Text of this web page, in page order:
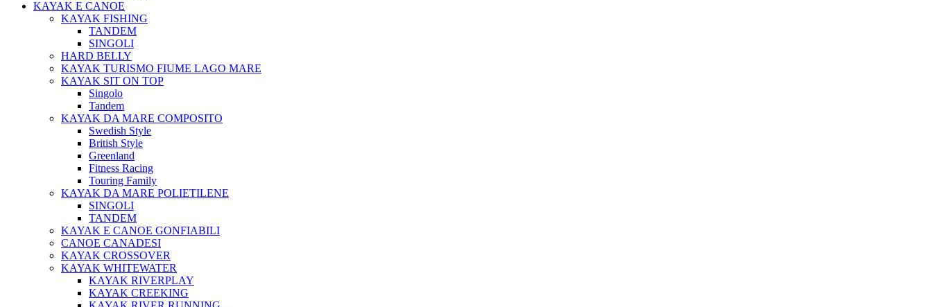
KAYAK E CANOE
KAYAK FISHING
TANDEM
SINGOLI
HARD BELLY
KAYAK TURISMO FIUME LAGO MARE
KAYAK SIT ON TOP
Singolo
Tandem
KAYAK DA MARE COMPOSITO
Swedish Style
British Style
Greenland
Fitness Racing
Touring Family
KAYAK DA MARE POLIETILENE
SINGOLI
TANDEM
KAYAK E CANOE GONFIABILI
CANOE CANADESI
KAYAK CROSSOVER
KAYAK WHITEWATER
KAYAK RIVERPLAY
KAYAK CREEKING